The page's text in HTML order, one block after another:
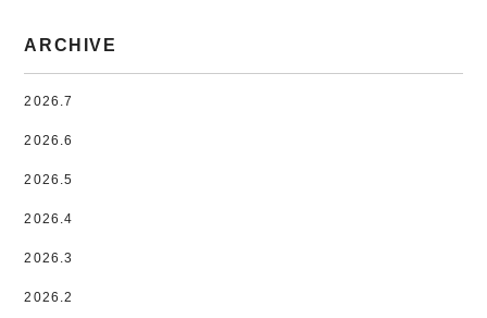
ARCHIVE
2026.7
2026.6
2026.5
2026.4
2026.3
2026.2